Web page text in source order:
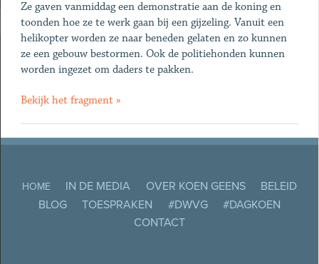
Ze gaven vanmiddag een demonstratie aan de koning en
toonden hoe ze te werk gaan bij een gijzeling. Vanuit een
helikopter worden ze naar beneden gelaten en zo kunnen
ze een gebouw bestormen. Ook de politiehonden kunnen
worden ingezet om daders te pakken.
Bekijk het fragment »
HOME IN DE MEDIA OVER KOEN GEENS
BELEID
BLOG
TOESPRAKEN #DWVG
#DAGKOEN
CONTACT